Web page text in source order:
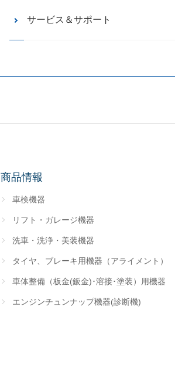
サービス＆サポート
商品情報
車検機器
リフト・ガレージ機器
洗車・洗浄・美装機器
タイヤ、ブレーキ用機器（アライメント）
車体整備（板金(鈑金)･溶接･塗装）用機器
エンジンチュンナップ機器(診断機)